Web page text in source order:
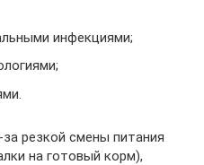
инфекциями;
резкой смены питания
на готовый корм),